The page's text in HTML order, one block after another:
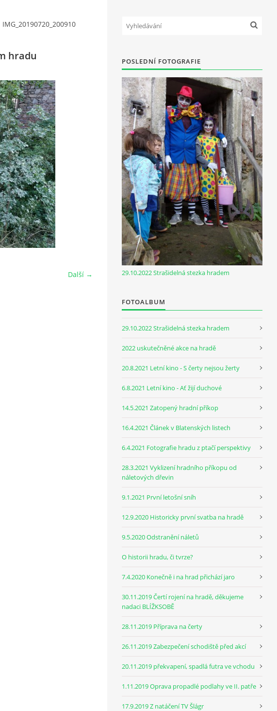
IMG_20190720_200910
hradu
Další →
POSLEDNÍ FOTOGRAFIE
29.10.2022 Strašidelná stezka hradem
FOTOALBUM
29.10.2022 Strašidelná stezka hradem
2022 uskutečněné akce na hradě
20.8.2021 Letní kino - S čerty nejsou žerty
6.8.2021 Letní kino - Ať žijí duchové
14.5.2021 Zatopený hradní příkop
16.4.2021 Článek v Blatenských listech
6.4.2021 Fotografie hradu z ptačí perspektivy
28.3.2021 Vyklizení hradního příkopu od
náletových dřevin
9.1.2021 První letošní sníh
12.9.2020 Historicky první svatba na hradě
9.5.2020 Odstranění náletů
O historii hradu, či tvrze?
7.4.2020 Konečně i na hrad přichází jaro
30.11.2019 Čertí rojení na hradě, děkujeme
nadaci BLÍŽKSOBĚ
28.11.2019 Příprava na čerty
26.11.2019 Zabezpečení schodiště před akcí
20.11.2019 překvapení, spadlá futra ve vchodu
1.11.2019 Oprava propadlé podlahy ve II. patře
17.9.2019 Z natáčení TV Šlágr